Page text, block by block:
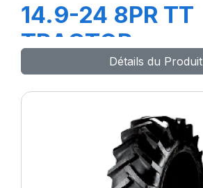
14.9-24 8PR TT
TRACTOR
Détails du Produit